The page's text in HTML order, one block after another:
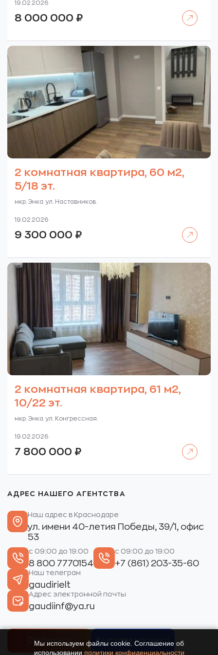
19.02.2026
8 000 000 ₽
2 комнатная квартира, 60 м2,
5/18 эт.
мкр. Энка. ул. Наставников.
19.02.2026
9 300 000 ₽
2 комнатная квартира, 61 м2,
10/22 эт.
мкр. Энка. ул. Конгрессная.
19.02.2026
7 800 000 ₽
АДРЕС НАШЕГО АГЕНТСТВА
Наш адрес в Краснодаре
ул. имени 40-летия Победы, 39/1, офис
53
с 09:00 до 19:00
8 800 7770154
с 09:00 до 19:00
+7 (861) 203-35-60
Наш телеграм
gaudirielt
Адрес электронной почты
gaudiinf@ya.ru
Связаться Быстрая ипотека
Мы используем файлы cookie. Соглашение об
использовании политики конфиденциальности